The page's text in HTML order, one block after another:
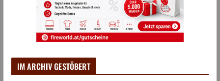
IM ARCHIV GESTÖBERT